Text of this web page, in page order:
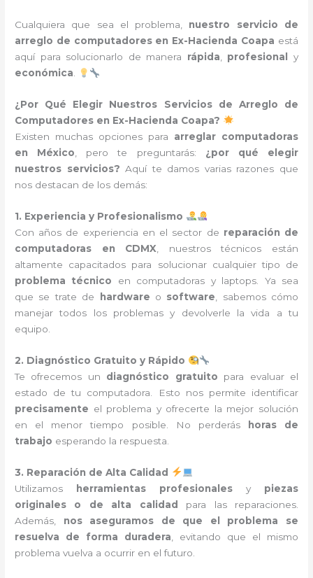
Cualquiera que sea el problema, nuestro servicio de
arreglo de computadores en Ex-Hacienda Coapa está
aquí para solucionarlo de manera rápida, profesional
y
económica.
¿Por Qué Elegir Nuestros Servicios de Arreglo de
Computadores en Ex-Hacienda Coapa?
Existen muchas opciones para arreglar computadoras
en México , pero te preguntarás: ¿por qué elegir
nuestros servicios? Aquí te damos varias razones que
nos destacan de los demás:
1. Experiencia y Profesionalismo
Con años de experiencia en el sector de reparación de
computadoras en CDMX , nuestros técnicos están
altamente capacitados para solucionar cualquier tipo de
problema técnico en computadoras y laptops. Ya sea
que se trate de
hardware o software , sabemos cómo
manejar todos los problemas y devolverle la vida a tu
equipo.
2. Diagnóstico Gratuito y Rápido
Te ofrecemos un diagnóstico gratuito para evaluar el
estado de tu computadora. Esto nos permite identificar
precisamente el problema y ofrecerte la mejor solución
en el menor tiempo posible. No perderás
horas de
trabajo esperando la respuesta.
3. Reparación de Alta Calidad
Utilizamos
herramientas profesionales y piezas
originales o de alta calidad
para las reparaciones.
Además, nos aseguramos de que el problema se
resuelva de forma duradera , evitando que el mismo
problema vuelva a ocurrir en el futuro.